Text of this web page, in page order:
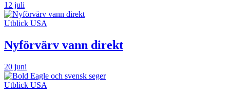
12 juli
Utblick USA
Nyförvärv vann direkt
20 juni
Utblick USA